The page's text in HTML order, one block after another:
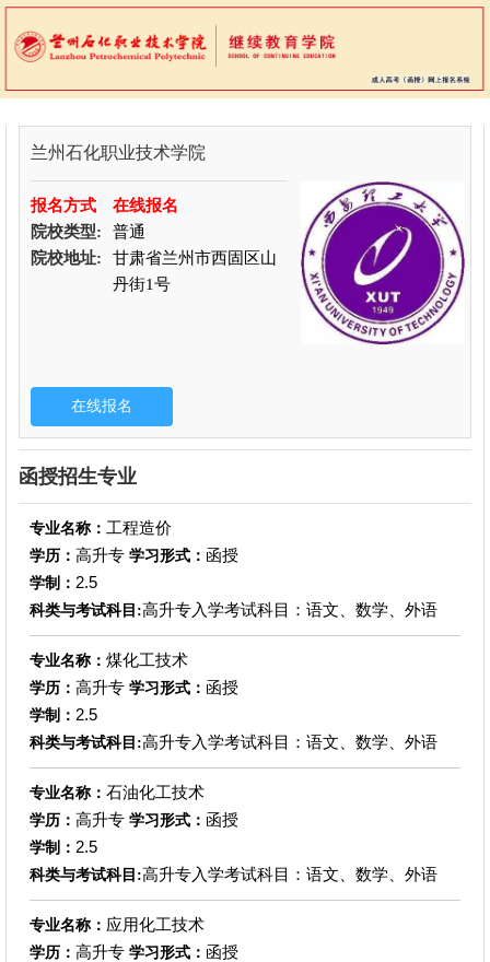
兰州石化职业技术学院
报名方式
在线报名
院校类型:
普通
院校地址:
甘肃省兰州市西固区山
丹街1号
函授招生专业
专业名称： 工程造价
学历： 高升专 学习形式： 函授
学制： 2.5
科类与考试科目:高升专入学考试科目：语文、数学、外语
专业名称： 煤化工技术
学历： 高升专 学习形式： 函授
学制： 2.5
科类与考试科目:高升专入学考试科目：语文、数学、外语
专业名称： 石油化工技术
学历： 高升专 学习形式： 函授
学制： 2.5
科类与考试科目:高升专入学考试科目：语文、数学、外语
专业名称： 应用化工技术
学历： 高升专 学习形式： 函授